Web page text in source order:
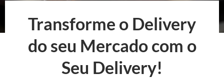
Transforme o Delivery
do seu Mercado com o
Seu Delivery!